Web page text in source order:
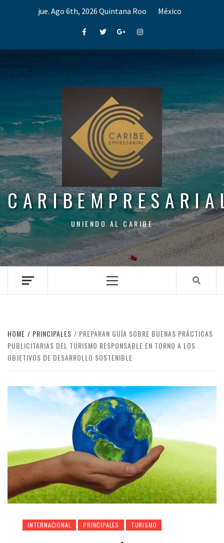
jue. Ago 6th, 2026 Quintana Roo México
FacebookTwitterGoogle+Instagram
UNIENDO AL CARIBE
Menu
HOME PRINCIPALES
PREPARAN GUÍA SOBRE BUENAS PRÁCTICAS
PUBLICITARIAS DEL TURISMO RESPONSABLE EN TORNO A LOS
OBJETIVOS DE DESARROLLO SOSTENIBLE
INTERNACIONAL PRINCIPALES TURISMO